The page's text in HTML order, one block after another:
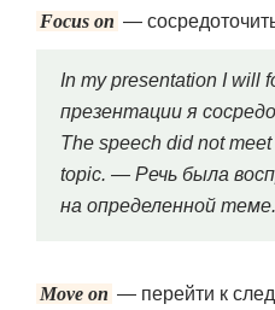
Focus on —
In my presentation I will
презентации я
The speech did not
topic. — Речь была
на определенной теме.
Move on — перейти к